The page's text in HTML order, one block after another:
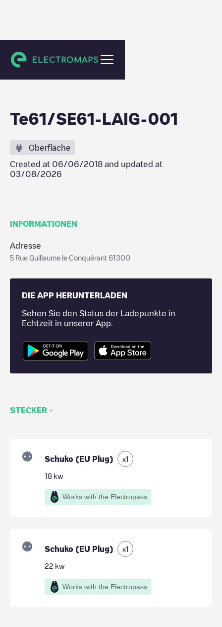
L'Aigle
Te61/SE61-LAIG-001
Oberfläche
Created at 06/06/2018 and updated at
03/08/2026
INFORMATIONEN
Adresse
5 Rue Guillaume le Conquérant 61300
DIE APP HERUNTERLADEN
Sehen Sie den Status der Ladepunkte in
Echtzeit in unserer App.
STECKER ·
Schuko (EU Plug) x1
18 kw
Works with the Electropass
Schuko (EU Plug) x1
22 kw
Works with the Electropass